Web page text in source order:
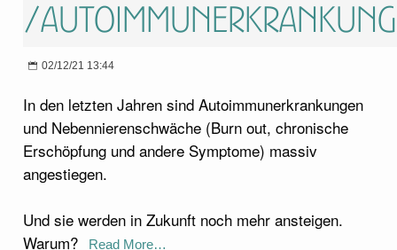
/
02/12/21 13:44
In den letzten Jahren sind Autoimmunerkrankungen
und Nebennierenschwäche (Burn out, chronische
Erschöpfung und andere Symptome) massiv
angestiegen.
Und sie werden in Zukunft noch mehr ansteigen.
Warum?
Read More…